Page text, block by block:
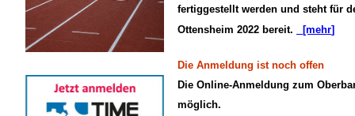
fertiggestellt werden und steht für
Ottensheim 2022 bereit.
[mehr]
Die Anmeldung ist noch offen
Die Online-Anmeldung zum
möglich.